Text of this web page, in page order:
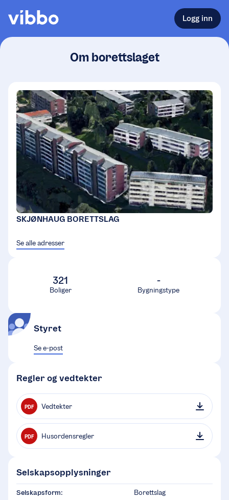
Logg inn
Om borettslaget
SKJØNHAUG BORETTSLAG
Se alle adresser
321
Boliger
-
Bygningstype
Styret
Se e-post
Regler og vedtekter
PDF Vedtekter
PDF Husordensregler
Selskapsopplysninger
Selskapsform: Borettslag